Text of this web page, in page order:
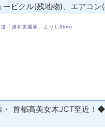
ビクル(残地物)、エアコン
「浦和美園駅」より1.8km)
首都高美女木JCT至近